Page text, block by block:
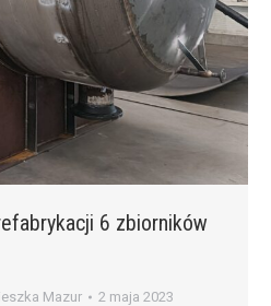
6 zbiorników
Mazur 2 maja 2023